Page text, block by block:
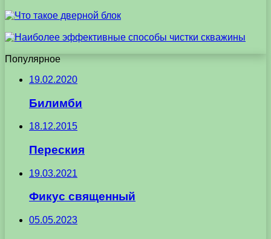
Популярное
19.02.2020
Билимби
18.12.2015
Переския
19.03.2021
Фикус священный
05.05.2023